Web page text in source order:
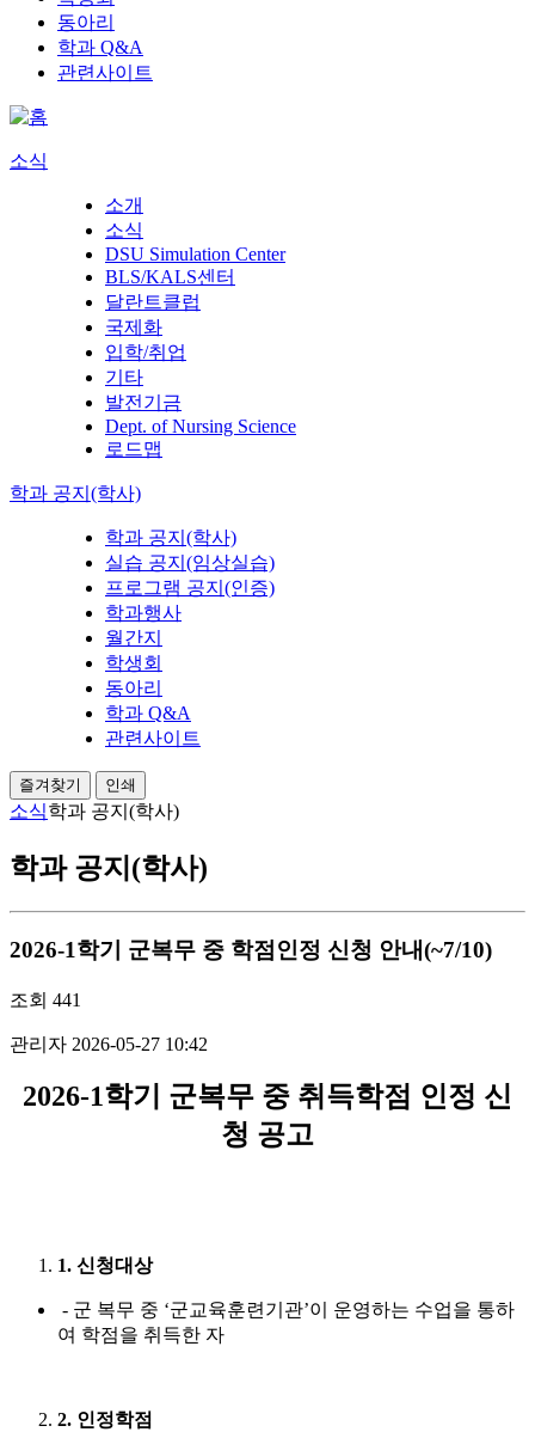
동아리
학과 Q&A
관련사이트
소식
소개
소식
DSU Simulation Center
BLS/KALS센터
달란트클럽
국제화
입학/취업
기타
발전기금
Dept. of Nursing Science
로드맵
학과 공지(학사)
학과 공지(학사)
실습 공지(임상실습)
프로그램 공지(인증)
학과행사
월간지
학생회
동아리
학과 Q&A
관련사이트
즐겨찾기 인쇄
소식학과 공지(학사)
학과 공지(학사)
2026-1학기 군복무 중 학점인정 신청 안내(~7/10)
조회 441
관리자 2026-05-27 10:42
2026-1학기 군복무 중 취득학점 인정 신
청 공고
1. 신청대상
- 군 복무 중 ‘군교육훈련기관’이 운영하는 수업을 통하
여 학점을 취득한 자
2. 인정학점